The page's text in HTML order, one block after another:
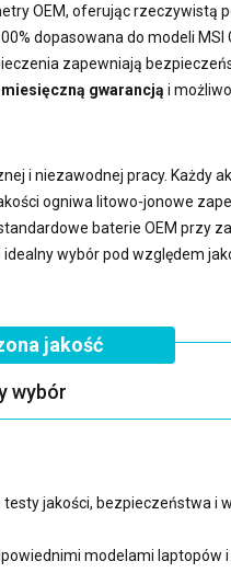
OEM, oferując rzeczywistą
dopasowana do modeli MSI
zapewniają
gwarancją i
i niezawodnej pracy. Każdy
ogniwa litowo-jonowe
baterie OEM przy
idealny wybór pod względem
jakość
wybór
jakości, bezpieczeństwa i
modelami laptopów i